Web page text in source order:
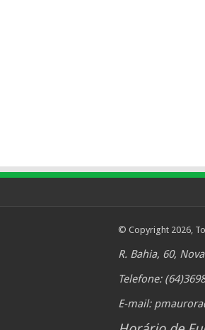
© Copyright 2026,
R. Bahia, 60,
Telefone:
E-mail: